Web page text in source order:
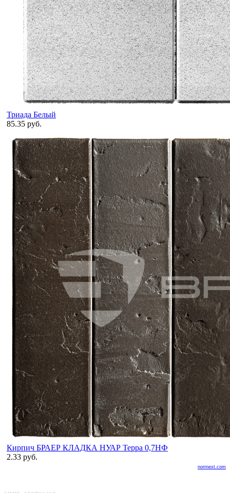
Триада Белый
85.35 руб.
Кирпич БРАЕР КЛАДКА НУАР Терра 0,7НФ
2.33 руб.
norrnext.com